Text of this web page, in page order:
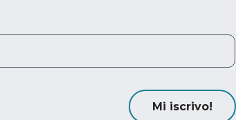
Mi iscrivo!